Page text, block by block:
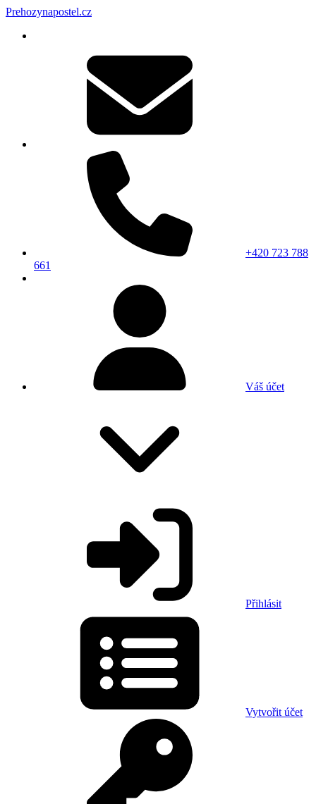
Prehozynapostel.cz
+420 723 788
661
Váš účet
Přihlásit
Vytvořit účet